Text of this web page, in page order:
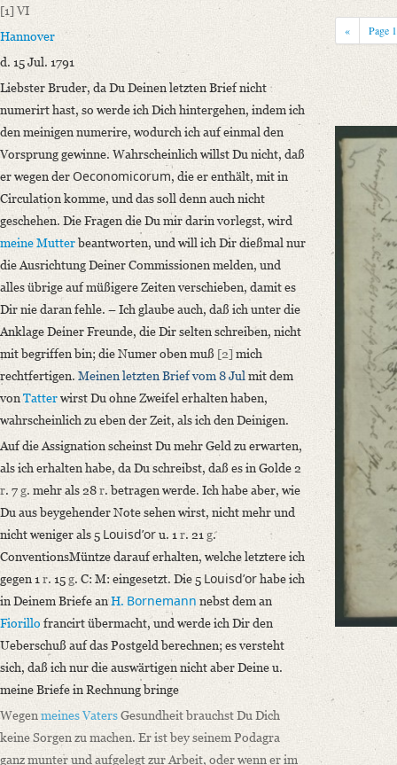
Place of Destination: Amsterdam GND
Date: 15.07.1791
Notations: Empfangsort erschlossen.
Manuscript
Provider: Dresden, Sächsische Landesbibliothek - Staats- und
OAI Id: DE-1a-34097
Classification Number: Mscr.Dresd.e.90,XIX,Bd.23,Nr.61
Number of Pages: 4S., hs. m. U.
Format: 19,2 x 11,6 cm
Incipit: „[1] VI
Hannover
d. 15 Jul. 1791
Liebster Bruder, da Du Deinen letzten Brief nicht numerirt hast, so
Language
German
Editors
Bamberg, Claudia
Varwig, Olivia
[1] VI
Hannover
d. 15 Jul. 1791
Liebster Bruder,da Du Deinen letzten Brief nicht
numerirt hast, so werde ich Dich hintergehen, indem ich
den meinigen numerire, wodurch ich auf einmal den
Vorsprung gewinne. Wahrscheinlich willst Du nicht, daß
er wegen derOeconomicorum, die er enthält, mit in
Circulation komme, und das soll denn auch nicht
geschehen. Die Fragen die Du mir darin vorlegst, wird
meine Mutterbeantworten, und will ich Dir dießmal nur
die Ausrichtung Deiner Commissionen melden, und
alles übrige auf müßigere Zeiten verschieben, damit es
Dir nie daran fehle. – Ich glaube auch, daß ich unter die
Anklage Deiner Freunde, die Dir selten schreiben, nicht
mit begriffen bin; die Numer oben muß [2] mich
rechtfertigen. Meinen letzten Brief vom 8 Jul mit dem
vonTatterwirst Du ohne Zweifel erhalten haben,
wahrscheinlich zu eben der Zeit, als ich den Deinigen.
Auf die Assignation scheinst Du mehr Geld zu erwarten,
als ich erhalten habe, da Du schreibst, daß es in Golde 2
r. 7g. mehr als 28r. betragen werde. Ich habe aber, wie
Du aus beygehender Note sehen wirst, nicht mehr und
nicht weniger als 5 Louisdʼoru. 1 r. 21g.
ConventionsMüntze darauf erhalten, welche letztere ich
gegen 1 r. 15g. C: M: eingesetzt. Die 5 Louisdʼorhabe ich
in Deinem Briefe anH. Bornemann nebst dem an
Fiorillo francirt übermacht, und werde ich Dir den
Ueberschuß auf das Postgeld berechnen; es versteht
sich, daß ich nur die auswärtigen nicht aber Deine u.
meine Briefe in Rechnung bringe
Wegenmeines VatersGesundheit brauchst Du Dich
keine Sorgen zu machen. Er ist bey seinem Podagra
ganz munter und aufgelegt zur Arbeit, oder wenn er im
« Page 1